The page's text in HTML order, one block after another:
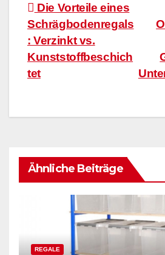
Die Vorteile eines
Schrägbodenregals
: Verzinkt vs.
Kunststoffbeschich
tet
Ähnliche Beiträge
REGALE